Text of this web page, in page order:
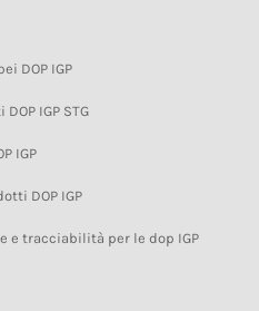
DOP IGP
IGP STG
IGP
DOP IGP
e tracciabilità per le dop IGP